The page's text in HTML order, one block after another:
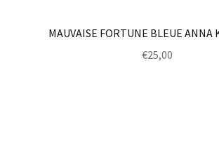
MAUVAISE FORTUNE BLEUE ANNA
€25,00